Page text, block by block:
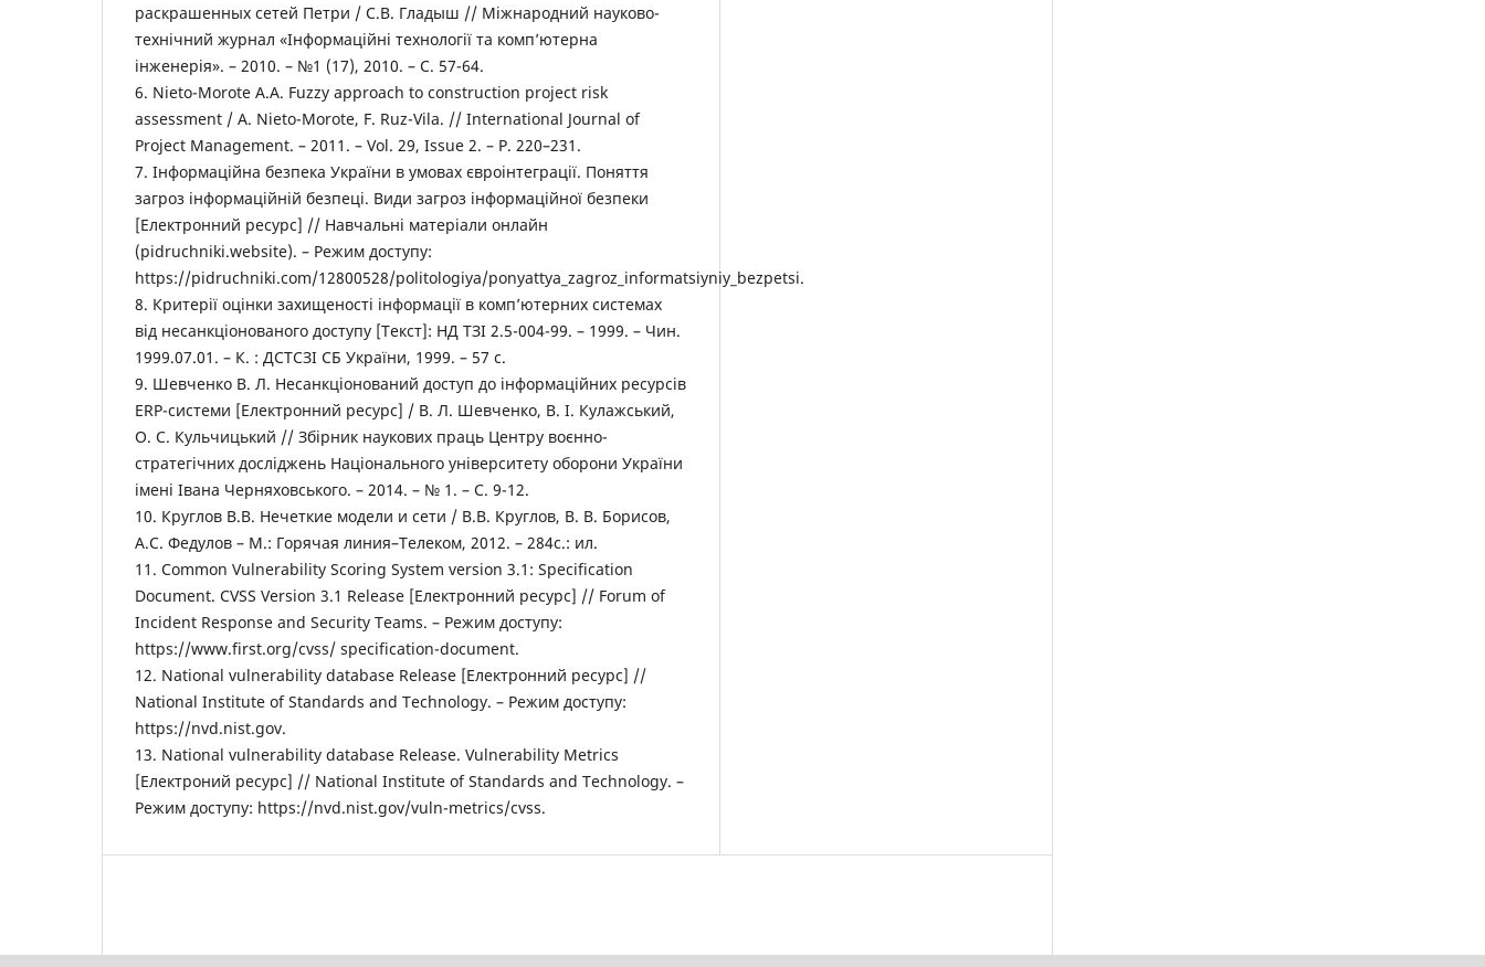
раскрашенных сетей Петри / С.В. Гладыш // Міжнародний науково-
технічний журнал «Інформаційні технології та комп’ютерна
інженерія». – 2010. – №1 (17), 2010. – C. 57-64.
6. Nieto-Morote A.A. Fuzzy approach to construction project risk
assessment / A. Nieto-Morote, F. Ruz-Vila. // International Journal of
Project Management. – 2011. – Vol. 29, Issue 2. – P. 220–231.
7. Інформаційна безпека України в умовах євроінтеграції. Поняття
загроз інформаційній безпеці. Види загроз інформаційної безпеки
[Електронний ресурс] // Навчальні матеріали онлайн
(pidruchniki.website). – Режим доступу:
https://pidruchniki.com/12800528/politologiya/ponyattya_zagroz_informatsiyniy_bezpetsi.
8. Критерії оцінки захищеності інформації в комп’ютерних системах
від несанкціонованого доступу [Текст]: НД ТЗІ 2.5-004-99. – 1999. – Чин.
1999.07.01. – К. : ДСТСЗІ СБ України, 1999. – 57 с.
9. Шевченко В. Л. Несанкціонований доступ до інформаційних ресурсів
ERP-системи [Електронний ресурс] / В. Л. Шевченко, В. І. Кулажський,
О. С. Кульчицький // Збірник наукових праць Центру воєнно-
стратегічних досліджень Національного університету оборони України
імені Івана Черняховського. – 2014. – № 1. – С. 9-12.
10. Круглов В.В. Нечеткие модели и сети / В.В. Круглов, В. В. Борисов,
А.С. Федулов – М.: Горячая линия–Телеком, 2012. – 284c.: ил.
11. Common Vulnerability Scoring System version 3.1: Specification
Document. CVSS Version 3.1 Release [Електронний ресурс] // Forum of
Incident Response and Security Teams. – Режим доступу:
https://www.first.org/cvss/ specification-document.
12. National vulnerability database Release [Електронний ресурс] //
National Institute of Standards and Technology. – Режим доступу:
https://nvd.nist.gov.
13. National vulnerability database Release. Vulnerability Metrics
[Електроний ресурс] // National Institute of Standards and Technology. –
Режим доступу: https://nvd.nist.gov/vuln-metrics/cvss.